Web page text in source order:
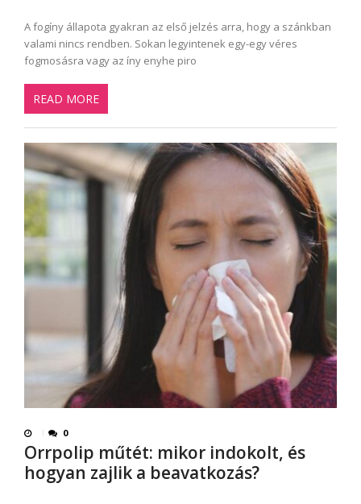
A fogíny állapota gyakran az első jelzés arra, hogy a szánkban
valami nincs rendben. Sokan legyintenek egy-egy véres
fogmosásra vagy az íny enyhe piro
READ MORE
0
Orrpolip műtét: mikor indokolt, és
hogyan zajlik a beavatkozás?